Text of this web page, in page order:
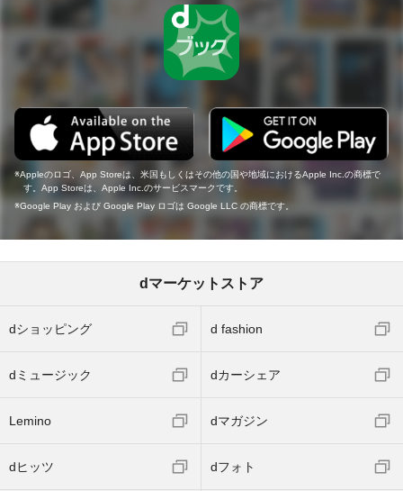
Appleのロゴ、App Storeは、米国もしくはその他の国や地域におけるApple Inc.の商標で
す。App Storeは、Apple Inc.のサービスマークです。
Google Play および Google Play ロゴは Google LLC の商標です。
dマーケットストア
dショッピング d fashion
dミュージック dカーシェア
Lemino dマガジン
dヒッツ dフォト